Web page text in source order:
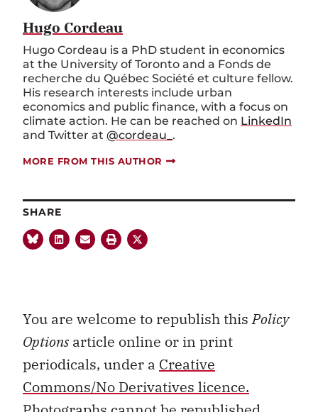
Hugo Cordeau
Hugo Cordeau is a PhD student in economics
at the University of Toronto and a Fonds de
recherche du Québec Société et culture fellow.
His research interests include urban
economics and public finance, with a focus on
climate action. He can be reached on LinkedIn
and Twitter at @cordeau_ .
MORE FROM THIS AUTHOR
SHARE
You are welcome to republish thisPolicy
Optionsarticle online or in print
periodicals, under a Creative
Commons/No Derivatives licence.